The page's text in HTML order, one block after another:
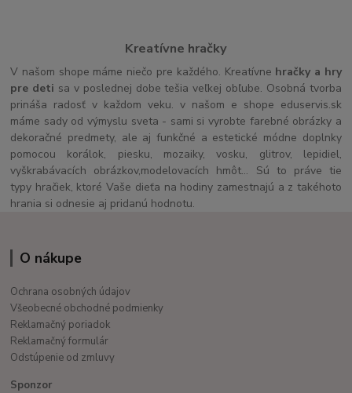
Kreatívne hračky
V našom shope máme niečo pre každého. Kreatívne hračky a hry
pre deti sa v poslednej dobe tešia veľkej obľube. Osobná tvorba
prináša radosť v každom veku. v našom e shope eduservis.sk
máme sady od výmyslu sveta - sami si vyrobte farebné obrázky a
dekoračné predmety, ale aj funkčné a estetické módne doplnky
pomocou korálok, piesku, mozaiky, vosku, glitrov, lepidiel,
vyškrabávacích obrázkov,modelovacích hmôt... Sú to práve tie
typy hračiek, ktoré Vaše dieťa na hodiny zamestnajú a z takéhoto
hrania si odnesie aj pridanú hodnotu.
O nákupe
Ochrana osobných údajov
Všeobecné obchodné podmienky
Reklamačný poriadok
Reklamačný formulár
Odstúpenie od zmluvy
Sponzor